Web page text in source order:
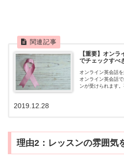
【重要】オン
でチェックすべ
オンライン英会話
オンライン英会話
ンが受けられます
ンでチェックすべ
2019.12.28
理由2：レッスンの雰囲気